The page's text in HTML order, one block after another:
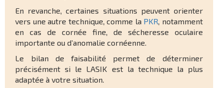
En revanche, certaines situations peuvent orienter
vers une autre technique, comme la PKR , notamment
en cas de cornée fine, de sécheresse oculaire
importante ou d’anomalie cornéenne.
Le bilan de faisabilité permet de déterminer
précisément si le LASIK est la technique la plus
adaptée à votre situation.